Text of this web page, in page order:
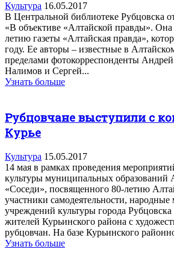
Культура 16.05.2017
В Центральной библиотеке Рубцовска
«В объективе «Алтайской правды».
летию газеты «Алтайская правда»,
году. Ее авторы – известные в
пределами фотокорреспонденты
Налимов и Сергей...
Узнать больше
Рубцовчане выступили с
Курье
Культура 15.05.2017
14 мая в рамках проведения
культуры муниципальных образований
«Соседи», посвященного 80-летию
участники самодеятельности, народные
учреждений культуры города
жителей Курьинского района с
рубцовчан. На базе Курьинского
Узнать больше